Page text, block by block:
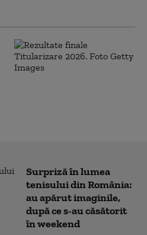
Surpriză în lumea
tenisului din România:
au apărut imaginile,
după ce s-au căsătorit
în weekend